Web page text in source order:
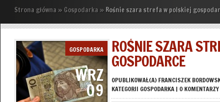
Strona główna » Gospodarka » Rośnie szara strefa w polskiej
GOSPODARKA
WRZ
09
ROŚNIE SZARA
GOSPODARCE
OPUBLIKOWAŁ(A) FRANCISZEK
KATEGORII GOSPODARKA| 0 KOMENTARZY